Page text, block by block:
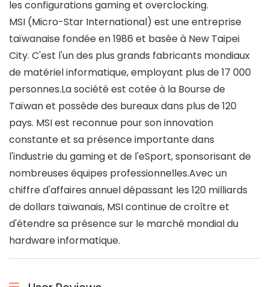
les configurations gaming et overclocking.
MSI (Micro-Star International) est une entreprise
taïwanaise fondée en 1986 et basée à New Taipei
City. C'est l'un des plus grands fabricants mondiaux
de matériel informatique, employant plus de 17 000
personnes.La société est cotée à la Bourse de
Taïwan et possède des bureaux dans plus de 120
pays. MSI est reconnue pour son innovation
constante et sa présence importante dans
l'industrie du gaming et de l'eSport, sponsorisant de
nombreuses équipes professionnelles.Avec un
chiffre d'affaires annuel dépassant les 120 milliards
de dollars taïwanais, MSI continue de croître et
d'étendre sa présence sur le marché mondial du
hardware informatique.